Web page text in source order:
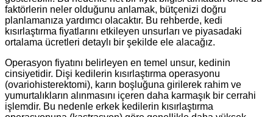
faktörlerin neler olduğunu anlamak, bütçenizi doğru
planlamanıza yardımcı olacaktır. Bu rehberde, kedi
kısırlaştırma fiyatlarını etkileyen unsurları ve piyasadaki
ortalama ücretleri detaylı bir şekilde ele alacağız.
Operasyon fiyatını belirleyen en temel unsur, kedinin
cinsiyetidir. Dişi kedilerin kısırlaştırma operasyonu
(ovariohisterektomi), karın boşluğuna girilerek rahim ve
yumurtalıkların alınmasını içeren daha karmaşık bir cerrahi
işlemdir. Bu nedenle erkek kedilerin kısırlaştırma